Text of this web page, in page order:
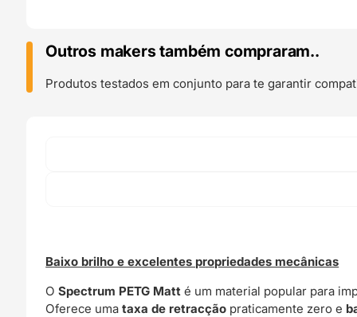
Dark
Grey
-
Outros makers também compraram..
Produtos testados em conjunto para te garantir
Baixo brilho e excelentes propriedades mecânicas
OSpectrum PETG Matt é um material popular para
Oferece umataxa de retracção praticamente zero e